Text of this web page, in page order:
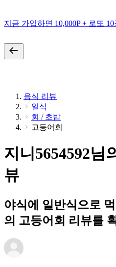
지금 가입하면 10,000P + 로또
음식 리뷰
일식
회 / 초밥
고등어회
지니5654592님
뷰
야식에 일반식으로
의 고등어회 리뷰를